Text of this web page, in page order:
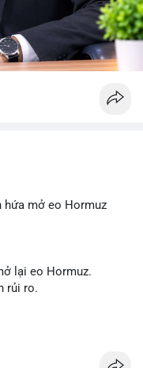
hứa mở eo Hormuz
lại eo Hormuz.
rủi ro.